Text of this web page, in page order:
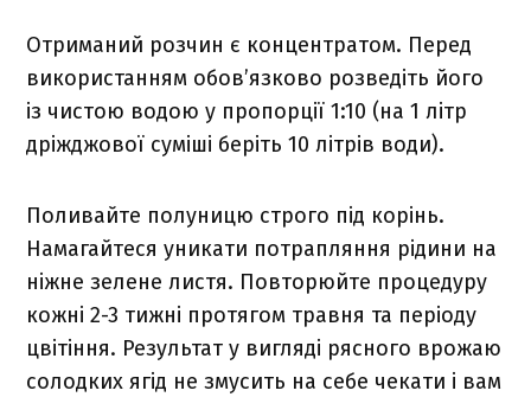
Отриманий розчин є концентратом. Перед
використанням обов’язково розведіть його
із чистою водою у пропорції 1:10 (на 1 літр
дріжджової суміші беріть 10 літрів води).
Поливайте полуницю строго під корінь.
Намагайтеся уникати потрапляння рідини на
ніжне зелене листя. Повторюйте процедуру
кожні 2-3 тижні протягом травня та періоду
цвітіння. Результат у вигляді рясного врожаю
солодких ягід не змусить на себе чекати і вам